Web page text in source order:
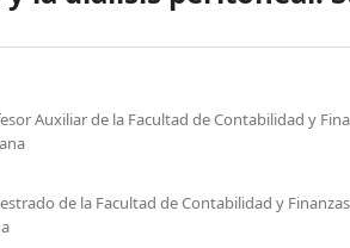
Auxiliar de la Facultad de Contabilidad y
de la Facultad de Contabilidad y